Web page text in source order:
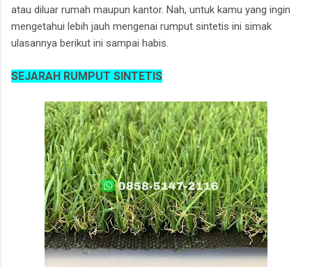
atau diluar rumah maupun kantor. Nah, untuk kamu yang ingin
mengetahui lebih jauh mengenai rumput sintetis ini simak
ulasannya berikut ini sampai habis.
SEJARAH RUMPUT SINTETIS